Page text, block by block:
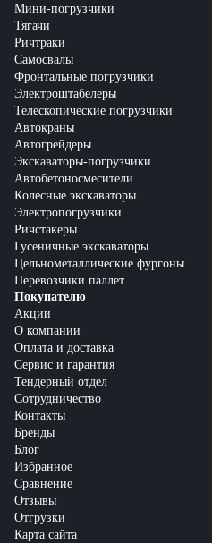
Мини-погрузчики
Тягачи
Ричтраки
Самосвалы
Фронтальные погрузчики
Электроштабелеры
Телескопические погрузчики
Автокраны
Автогрейдеры
Экскаваторы-погрузчики
Автобетоносмесители
Колесные экскаваторы
Электропогрузчики
Ричстакеры
Гусеничные экскаваторы
Цельнометаллические фургоны
Перевозчики паллет
Покупателю
Акции
О компании
Оплата и доставка
Сервис и гарантия
Тендерный отдел
Сотрудничество
Контакты
Бренды
Блог
Избранное
Сравнение
Отзывы
Отгрузки
Карта сайта